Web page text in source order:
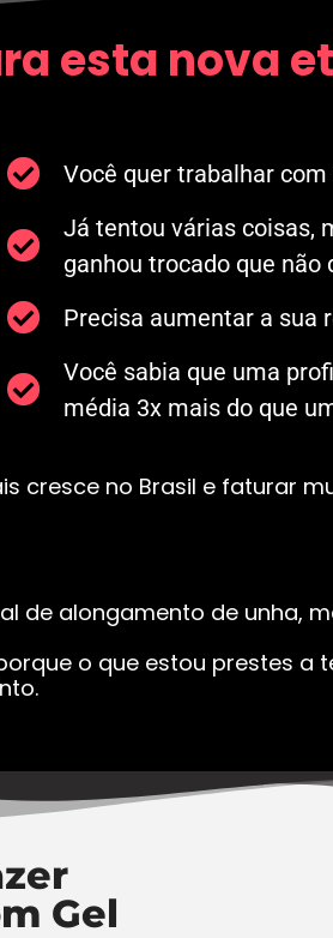
esta nova
Você quer trabalhar
Já tentou várias coisas,
ganhou trocado que não
Precisa aumentar a sua
Você sabia que uma
média 3x mais do que
cresce no Brasil e faturar
de alongamento de unha,
o que estou prestes a
Gel